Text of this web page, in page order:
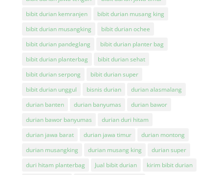
bibit durian kemranjen
bibit durian musang king
bibit durian musangking
bibit durian ochee
bibit durian pandeglang
bibit durian planter bag
bibit durian planterbag
bibit durian sehat
bibit durian serpong
bibit durian super
bibit durian unggul
bisnis durian
durian alasmalang
durian banten
durian banyumas
durian bawor
durian bawor banyumas
durian duri hitam
durian jawa barat
durian jawa timur
durian montong
durian musangking
durian musang king
durian super
duri hitam planterbag
Jual bibit durian
kirim bibit durian